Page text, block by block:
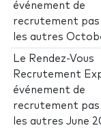
événement de
recrutement pas
les autres
Le Rendez-Vous
Recrutement
événement de
recrutement pas
les autres June